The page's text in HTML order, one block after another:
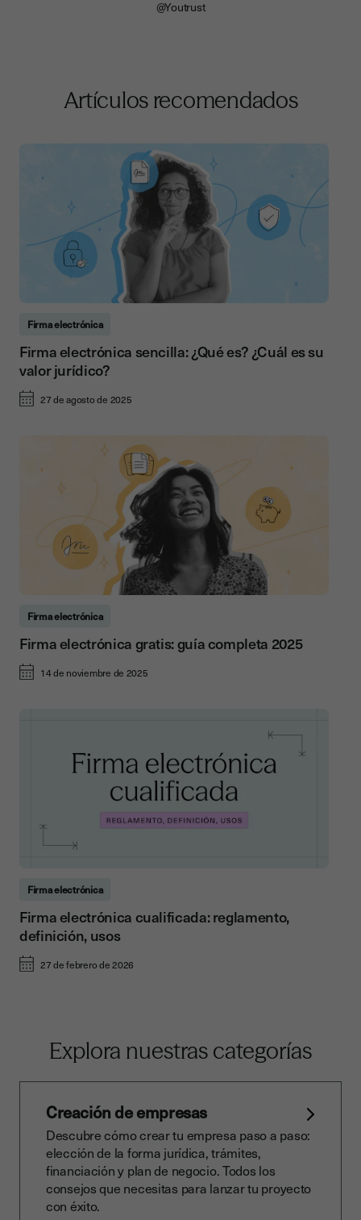
@Youtrust
Artículos recomendados
Firma electrónica
Firma electrónica sencilla: ¿Qué es? ¿Cuál es su
valor jurídico?
27 de agosto de 2025
Firma electrónica
Firma electrónica gratis: guía completa 2025
14 de noviembre de 2025
Firma electrónica
Firma electrónica cualificada: reglamento,
definición, usos
27 de febrero de 2026
Explora nuestras categorías
Creación de empresas
Descubre cómo crear tu empresa paso a paso:
elección de la forma jurídica, trámites,
financiación y plan de negocio. Todos los
consejos que necesitas para lanzar tu proyecto
con éxito.